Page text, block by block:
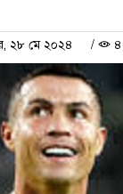
২৮ মে ২০২৪ /